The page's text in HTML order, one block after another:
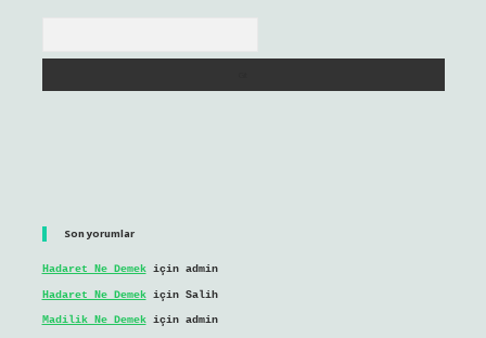
Son yorumlar
Hadaret Ne Demekiçin admin
Hadaret Ne Demekiçin Salih
Madilik Ne Demekiçin admin